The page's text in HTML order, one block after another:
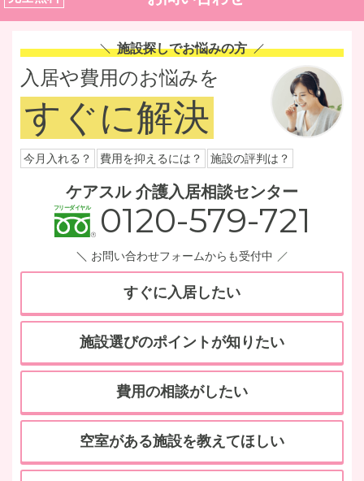
施設探しでお悩みの方
入居や費用のお悩みを
すぐに解決
今月入れる？ 費用を抑えるには？ 施設の評判は？
ケアスル 介護入居相談センター
0120-579-721
お問い合わせフォームからも受付中
すぐに入居したい
施設選びのポイントが知りたい
費用の相談がしたい
空室がある施設を教えてほしい